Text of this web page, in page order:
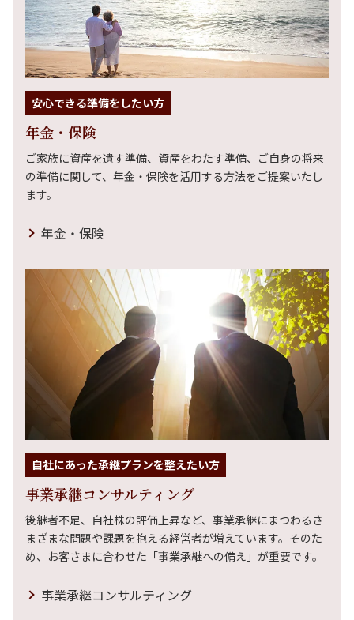
安心できる準備をしたい方
年金・保険
ご家族に資産を遺す準備、資産をわたす準備、ご自身の将来
の準備に関して、年金・保険を活用する方法をご提案いたし
ます。
年金・保険
自社にあった承継プランを整えたい方
事業承継コンサルティング
後継者不足、自社株の評価上昇など、事業承継にまつわるさ
まざまな問題や課題を抱える経営者が増えています。そのた
め、お客さまに合わせた「事業承継への備え」が重要です。
事業承継コンサルティング